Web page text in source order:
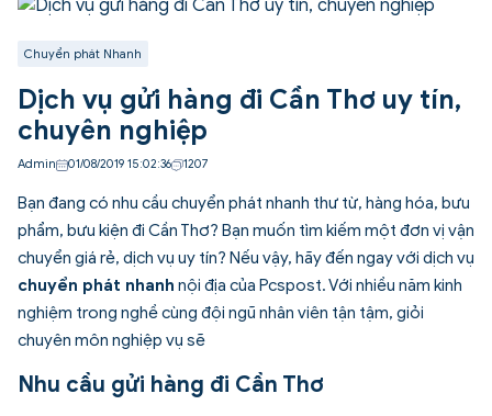
Chuyển phát Nhanh
Dịch vụ gửi hàng đi Cần Thơ uy tín,
chuyên nghiệp
Admin 01/08/2019 15:02:36 1207
Bạn đang có nhu cầu chuyển phát nhanh thư từ, hàng hóa, bưu
phẩm, bưu kiện đi Cần Thơ? Bạn muốn tìm kiếm một đơn vị vận
chuyển giá rẻ, dịch vụ uy tín? Nếu vậy, hãy đến ngay với dịch vụ
chuyển phát nhanh nội địa của Pcspost. Với nhiều năm kinh
nghiệm trong nghề cùng đội ngũ nhân viên tận tậm, giỏi
chuyên môn nghiệp vụ sẽ
Nhu cầu gửi hàng đi Cần Thơ